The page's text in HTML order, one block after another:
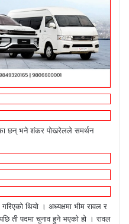
छन् भने शंकर पोखरेलले समर्थन
थियो । अध्यक्षमा भीम रावल र
ती पदमा चुनाव हुने भएको हो । रावल